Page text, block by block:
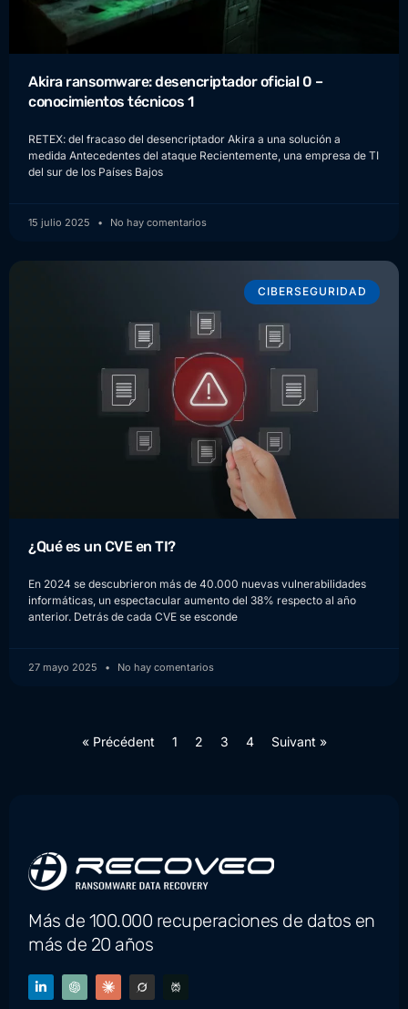
Akira ransomware: desencriptador oficial 0 –
conocimientos técnicos 1
RETEX: del fracaso del desencriptador Akira a una solución a
medida Antecedentes del ataque Recientemente, una empresa de TI
del sur de los Países Bajos
15 julio 2025 No hay comentarios
CIBERSEGURIDAD
¿Qué es un CVE en TI?
En 2024 se descubrieron más de 40.000 nuevas vulnerabilidades
informáticas, un espectacular aumento del 38% respecto al año
anterior. Detrás de cada CVE se esconde
27 mayo 2025 No hay comentarios
« Précédent 1 2 3 4 Suivant »
Más de 100.000 recuperaciones de datos en
más de 20 años